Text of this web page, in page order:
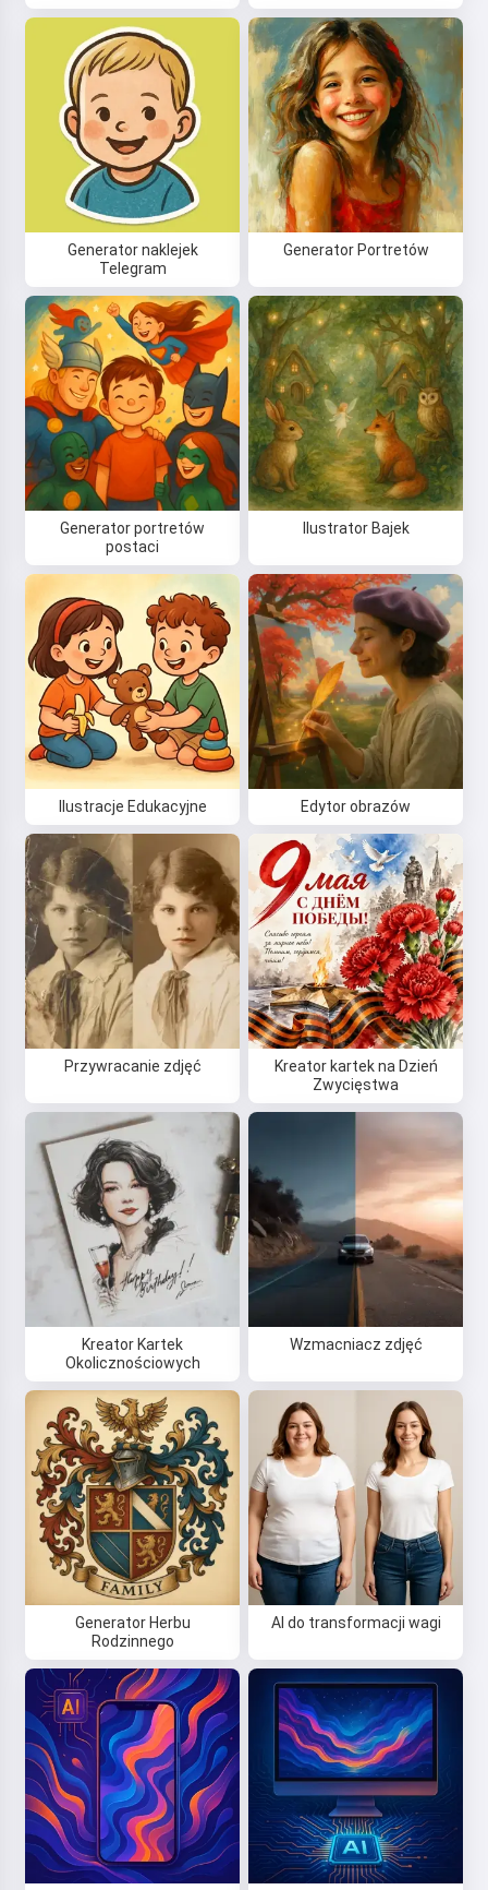
Generator naklejek
Telegram
Generator Portretów
Generator portretów
postaci
Ilustrator Bajek
Ilustracje Edukacyjne Edytor obrazów
Przywracanie zdjęć
Kreator kartek na Dzień
Zwycięstwa
Kreator Kartek
Okolicznościowych
Wzmacniacz zdjęć
Generator Herbu
Rodzinnego
AI do transformacji wagi